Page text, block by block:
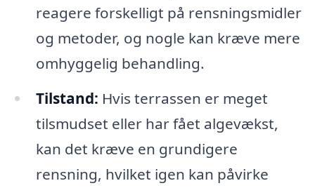
reagere forskelligt på rensningsmidler
og metoder, og nogle kan kræve mere
omhyggelig behandling.
Tilstand: Hvis terrassen er meget
tilsmudset eller har fået algevækst,
kan det kræve en grundigere
rensning, hvilket igen kan påvirke